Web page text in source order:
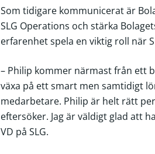
Som tidigare kommunicerat är
SLG Operations och stärka
erfarenhet spela en viktig roll när
– Philip kommer närmast från ett
växa på ett smart men samtidigt
medarbetare. Philip är helt rätt
eftersöker. Jag är väldigt glad att
VD på SLG.